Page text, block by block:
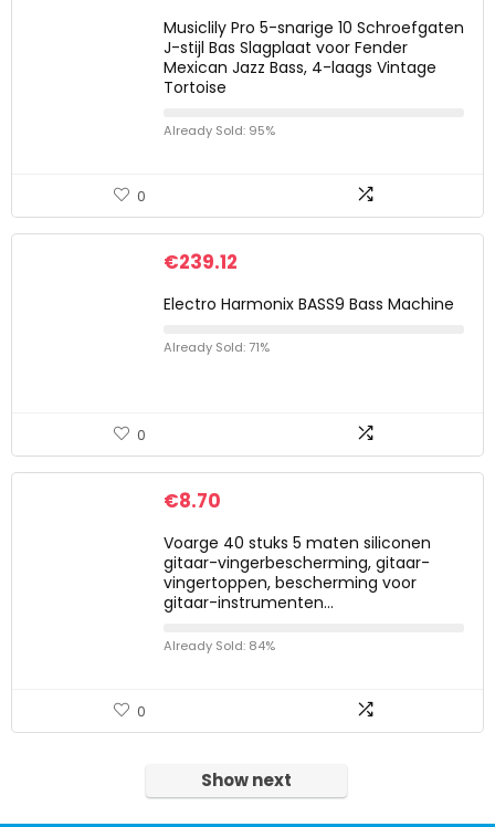
Musiclily Pro 5-snarige 10 Schroefgaten
J-stijl Bas Slagplaat voor Fender
Mexican Jazz Bass, 4-laags Vintage
Tortoise
Already Sold: 95%
0
€239.12
Electro Harmonix BASS9 Bass Machine
Already Sold: 71%
0
€8.70
Voarge 40 stuks 5 maten siliconen
gitaar-vingerbescherming, gitaar-
vingertoppen, bescherming voor
gitaar-instrumenten…
Already Sold: 84%
0
Show next